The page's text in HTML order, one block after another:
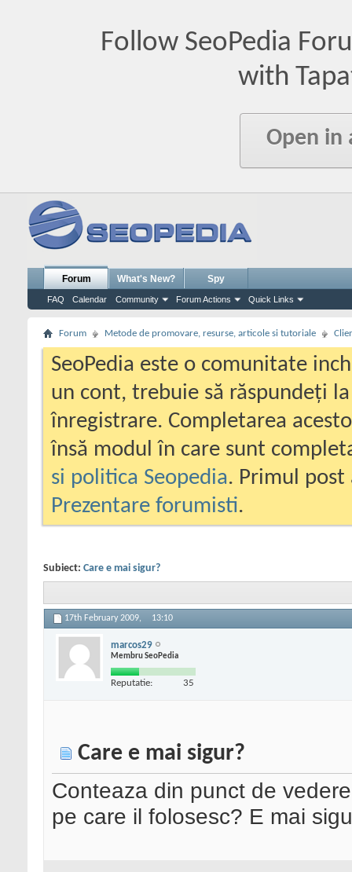
Follow SeoPedia
with
Open in
Forum
FAQ Calendar Community Forum Actions Quick Links
What's New? Spy
Forum Metode de promovare, resurse, articole si tutoriale
SeoPedia este o comunitate
un cont, trebuie să răspundeți
înregistrare. Completarea
însă modul în care sunt
si politica Seopedia. Primul
Prezentare forumisti.
Subiect: Care e mai sigur?
17th February 2009, 13:10
marcos29
Membru SeoPedia
Reputatie: 35
Care e mai sigur?
Conteaza din punct de
pe care il folosesc? E mai